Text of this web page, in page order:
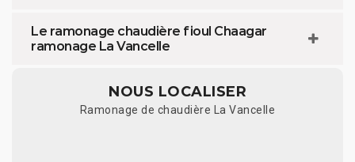
Le ramonage chaudière fioul Chaagar
ramonage La Vancelle
NOUS LOCALISER
Ramonage de chaudière La Vancelle